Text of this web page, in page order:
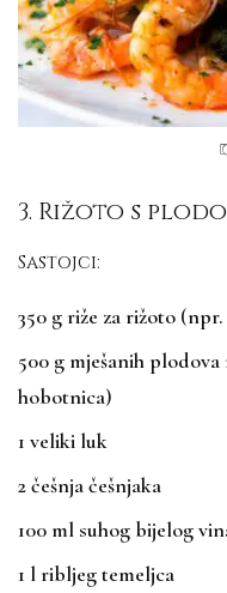
3. Rižoto s
Sastojci:
350 g riže za rižoto
500 g mješanih
hobotnica)
1 veliki luk
2 češnja češnjaka
100 ml suhog bijelog
1 l ribljeg temeljca